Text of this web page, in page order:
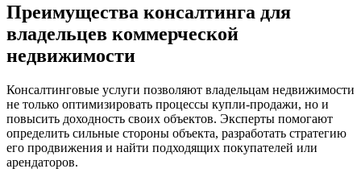
Преимущества консалтинга для
владельцев коммерческой
недвижимости
Консалтинговые услуги позволяют владельцам недвижимости
не только оптимизировать процессы купли-продажи, но и
повысить доходность своих объектов. Эксперты помогают
определить сильные стороны объекта, разработать стратегию
его продвижения и найти подходящих покупателей или
арендаторов.